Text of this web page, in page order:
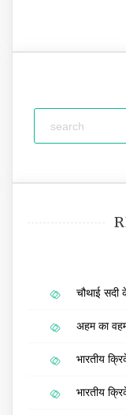
चौथाई सदी
अहम का
भारतीय
भारतीय